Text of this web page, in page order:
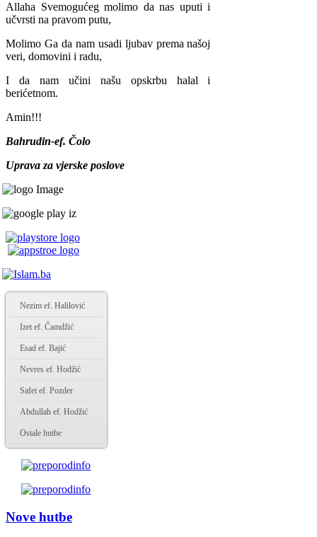
Allaha Svemogućeg molimo da nas uputi i
učvrsti na pravom putu,
Molimo Ga da nam usadi ljubav prema našoj
veri, domovini i radu,
I da nam učini našu opskrbu halal i
berićetnom.
Amin!!!
Bahrudin-ef. Čolo
Uprava za vjerske poslove
Nezim ef. Halilović
Izet ef. Čamdžić
Esad ef. Bajić
Nevres ef. Hodžić
Safet ef. Pozder
Abdullah ef. Hodžić
Ostale hutbe
Nove hutbe